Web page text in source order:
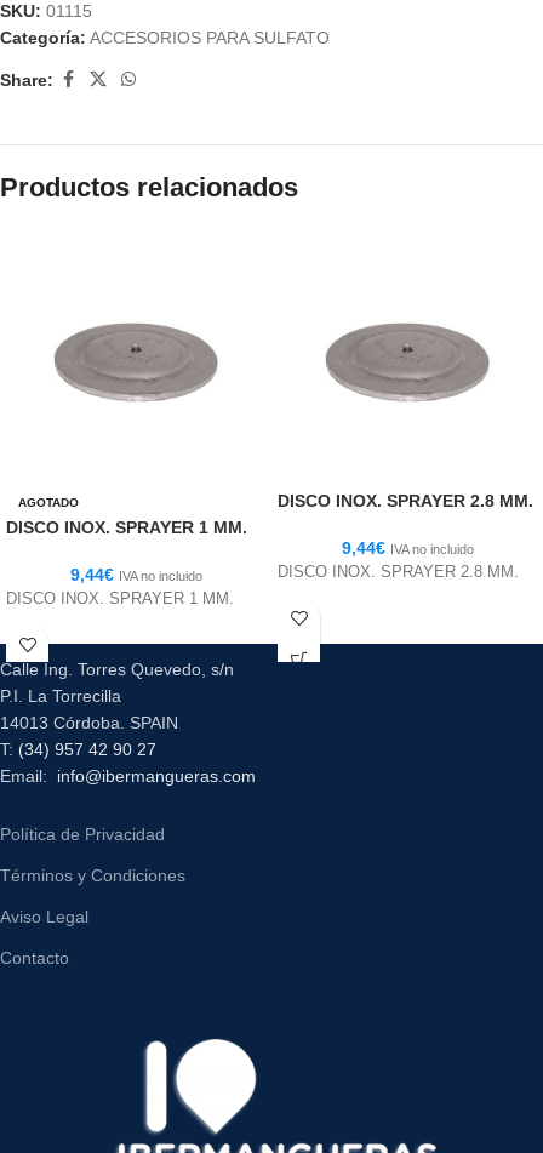
SKU: 01115
Categoría: ACCESORIOS PARA SULFATO
Share:
Productos relacionados
AGOTADO
DISCO INOX. SPRAYER 1 MM.
9,44€ IVA no incluido
DISCO INOX. SPRAYER 1 MM.
DISCO INOX. SPRAYER 2.8 MM.
9,44€ IVA no incluido
DISCO INOX. SPRAYER 2.8 MM.
Calle Ing. Torres Quevedo, s/n
P.I. La Torrecilla
14013 Córdoba. SPAIN
T: (34) 957 42 90 27
Email: info@ibermangueras.com
Política de Privacidad
Términos y Condiciones
Aviso Legal
Contacto